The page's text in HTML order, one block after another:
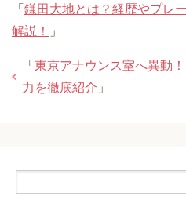
「 鎌田大地とは？経歴やプレ
解説！
」
「 東京アナウンス室へ異動
力を徹底紹介 」